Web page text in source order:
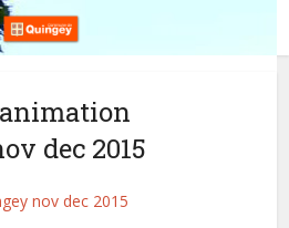
dec 2015
nov dec 2015